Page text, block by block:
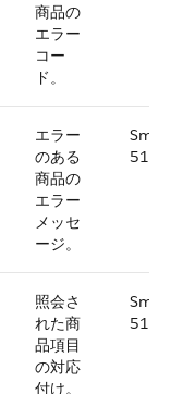
商品の
エラー
コー
ド。
エラー
のある
商品の
エラー
メッセ
ージ。
51.0
照会さ
れた商
品項目
の対応
付け。
51.0